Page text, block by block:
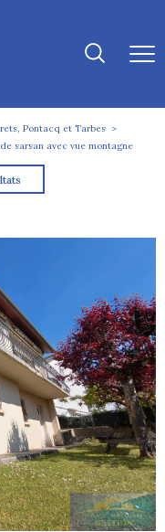
Pontacq et Tarbes
sarsan avec vue montagne